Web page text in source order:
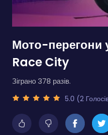
Мото-перегони
Race City
Зіграно 378 разів.
5.0 (2